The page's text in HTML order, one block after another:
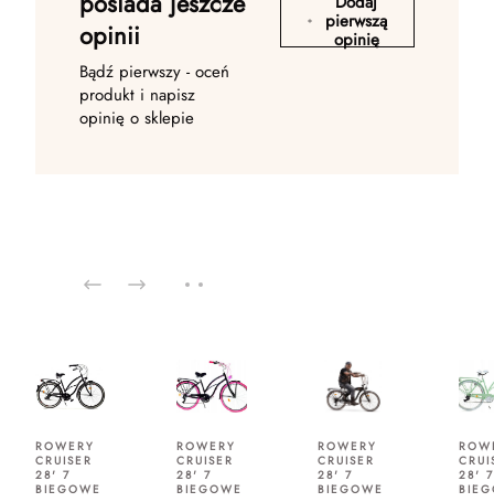
opinii
Bądź pierwszy - oceń
produkt i napisz
opinię o sklepie
pierwszą
opinię
ROWERY
CRUISER
28' 7
BIEGOWE
ROWERY
CRUISER
28' 7
BIEGOWE
ROWERY
CRUISER
28' 7
BIEGOWE
28' 7